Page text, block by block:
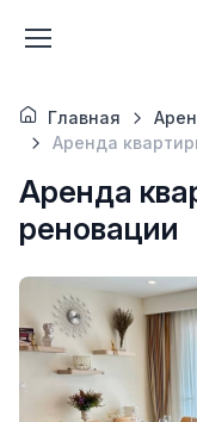
Главная
Аренда
Аренда
реновации